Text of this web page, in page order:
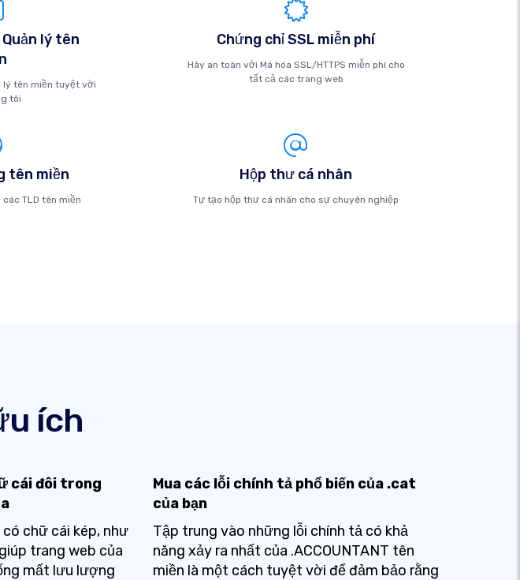
Quản lý tên
lý tên miền tuyệt vời
tôi
Chứng chỉ SSL miễn phí
Hãy an toàn với Mã hóa SSL/HTTPS miễn phí cho
tất cả các trang web
tên miền
TLD tên miền
Hộp thư cá nhân
Tự tạo hộp thư cá nhân cho sự chuyên nghiệp
ích
cái đôi trong
chữ cái kép, như
trang web của
mất lưu lượng
Mua các lỗi chính tả phổ biến của .cat
của bạn
Tập trung vào những lỗi chính tả có khả
năng xảy ra nhất của .ACCOUNTANT tên
miền là một cách tuyệt vời để đảm bảo rằng